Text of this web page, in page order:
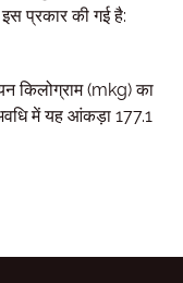
प्रकार की गई है:
किलोग्राम (mkg) का
में यह आंकड़ा 177.1